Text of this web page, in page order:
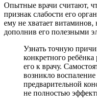
Опытные врачи считают,
признак слабости его
ему не хватает
дополнив его полезными
Узнать точную
конкретного ребёнка
его к врачу.
возникло воспаление
предварительной
не полностью